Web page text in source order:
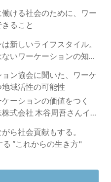
ける社会のために、ワー
ること
新しいライフスタイル。
いワーケーションの知ら
ン協会に聞いた、ワーケ
域活性の可能性
ーションの価値をつく
式会社 木谷周吾さんイン
ら社会貢献もする。
る ”これからの生き方"